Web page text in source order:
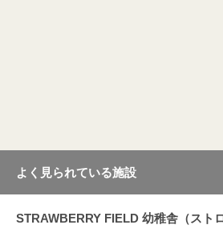
よく見られている施設
STRAWBERRY FIELD 幼稚舎（スト